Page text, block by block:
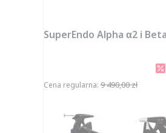
SuperEndo Alpha α2 i
Cena regularna: 9 490,00 zł